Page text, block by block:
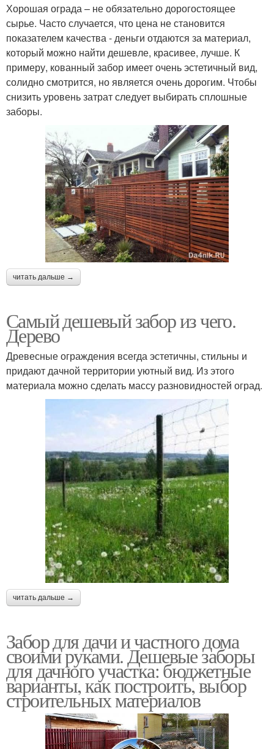
Хорошая ограда – не обязательно дорогостоящее
сырье. Часто случается, что цена не становится
показателем качества - деньги отдаются за материал,
который можно найти дешевле, красивее, лучше. К
примеру, кованный забор имеет очень эстетичный вид,
солидно смотрится, но является очень дорогим. Чтобы
снизить уровень затрат следует выбирать сплошные
заборы.
читать дальше →
Самый дешевый забор из чего.
Дерево
Древесные ограждения всегда эстетичны, стильны и
придают дачной территории уютный вид. Из этого
материала можно сделать массу разновидностей оград.
читать дальше →
Забор для дачи и частного дома
своими руками. Дешевые заборы
для дачного участка: бюджетные
варианты, как построить, выбор
строительных материалов